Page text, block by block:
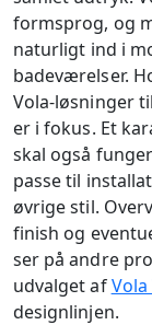
formsprog, og
naturligt ind i
badeværelser.
Vola-løsninger
er i fokus. Et
skal også
passe til
øvrige stil.
finish og
ser på andre
udvalget af
designlinjen.